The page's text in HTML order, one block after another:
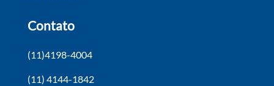
Contato
(11)4198-4004
(11) 4144-1842